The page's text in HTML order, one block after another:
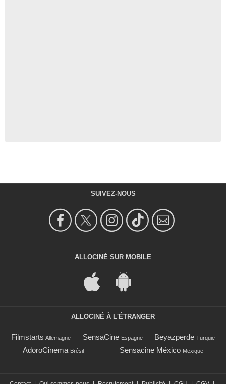
SUIVEZ-NOUS
ALLOCINÉ SUR MOBILE
ALLOCINÉ À L'ÉTRANGER
Filmstarts Allemagne SensaCine Espagne Beyazperde Turquie
AdoroCinema Brésil Sensacine México Mexique